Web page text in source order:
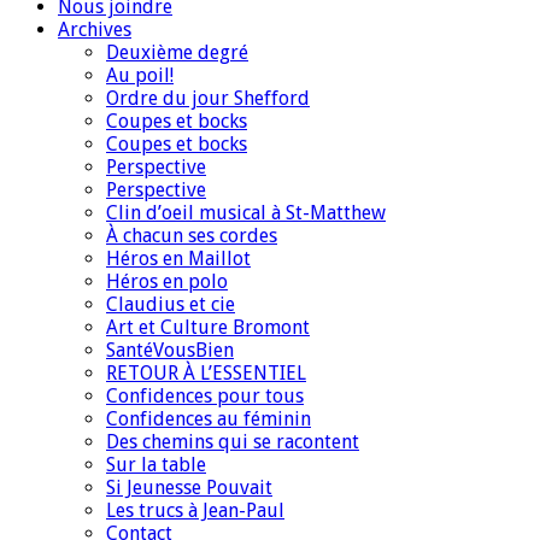
Nous joindre
Archives
Deuxième degré
Au poil!
Ordre du jour Shefford
Coupes et bocks
Coupes et bocks
Perspective
Perspective
Clin d’oeil musical à St-Matthew
À chacun ses cordes
Héros en Maillot
Héros en polo
Claudius et cie
Art et Culture Bromont
SantéVousBien
RETOUR À L’ESSENTIEL
Confidences pour tous
Confidences au féminin
Des chemins qui se racontent
Sur la table
Si Jeunesse Pouvait
Les trucs à Jean-Paul
Contact